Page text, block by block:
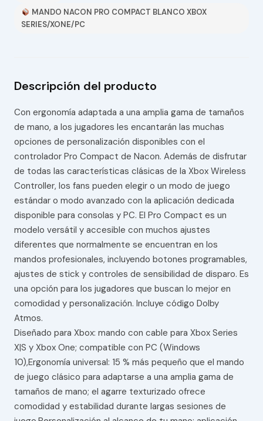
MANDO NACON PRO COMPACT BLANCO XBOX
SERIES/XONE/PC
Descripción del producto
Con ergonomía adaptada a una amplia gama de tamaños
de mano, a los jugadores les encantarán las muchas
opciones de personalización disponibles con el
controlador Pro Compact de Nacon. Además de disfrutar
de todas las características clásicas de la Xbox Wireless
Controller, los fans pueden elegir o un modo de juego
estándar o modo avanzado con la aplicación dedicada
disponible para consolas y PC. El Pro Compact es un
modelo versátil y accesible con muchos ajustes
diferentes que normalmente se encuentran en los
mandos profesionales, incluyendo botones programables,
ajustes de stick y controles de sensibilidad de disparo. Es
una opción para los jugadores que buscan lo mejor en
comodidad y personalización. Incluye código Dolby
Atmos.
Diseñado para Xbox: mando con cable para Xbox Series
X|S y Xbox One; compatible con PC (Windows
10),Ergonomía universal: 15 % más pequeño que el mando
de juego clásico para adaptarse a una amplia gama de
tamaños de mano; el agarre texturizado ofrece
comodidad y estabilidad durante largas sesiones de